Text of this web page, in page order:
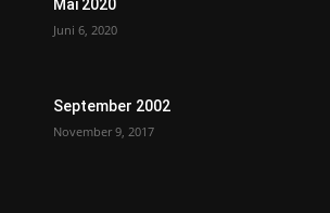
Mai 2020
Juni 6, 2020
September 2002
November 9, 2017